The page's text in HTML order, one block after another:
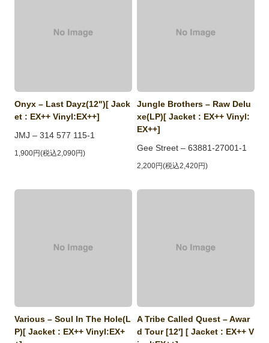
Onyx ‎– Last Dayz(12")[ Jack
et : EX++ Vinyl:EX++]
JMJ ‎– 314 577 115-1
1,900円(税込2,090円)
Jungle Brothers ‎– Raw Delu
xe(LP)[ Jacket : EX++ Vinyl:
EX++]
Gee Street ‎– 63881-27001-1
2,200円(税込2,420円)
Various ‎– Soul In The Hole(L
P)[ Jacket : EX++ Vinyl:EX+
A Tribe Called Quest ‎– Awar
d Tour [12'] [ Jacket : EX++ V